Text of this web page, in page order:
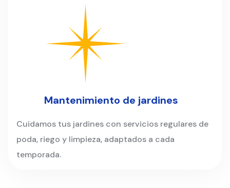
Mantenimiento de jardines
Cuidamos tus jardines con servicios regulares de
poda, riego y limpieza, adaptados a cada
temporada.